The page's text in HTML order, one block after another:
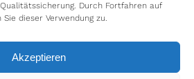
Durch Fortfahren auf
dieser Verwendung zu.
Akzeptieren